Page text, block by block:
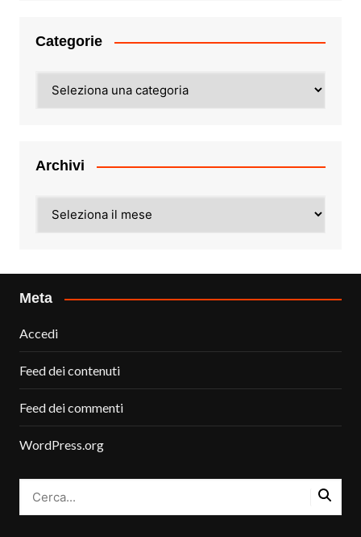
Categorie
Archivi
Meta
Accedi
Feed dei contenuti
Feed dei commenti
WordPress.org